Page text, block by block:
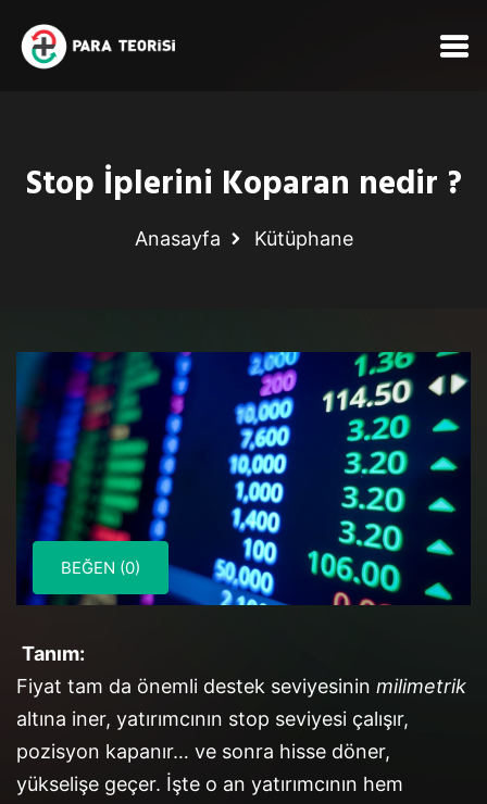
Stop İplerini Koparan nedir ?
Anasayfa Kütüphane
BEĞEN (0)
Tanım:
Fiyat tam da önemli destek seviyesinin milimetrik
altına iner, yatırımcının stop seviyesi çalışır,
pozisyon kapanır… ve sonra hisse döner,
yükselişe geçer. İşte o an yatırımcının hem